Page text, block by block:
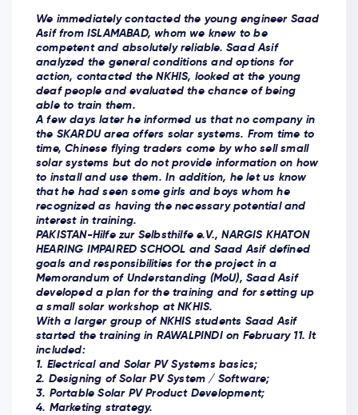
We immediately contacted the young engineer Saad
Asif from ISLAMABAD, whom we knew to be
competent and absolutely reliable. Saad Asif
analyzed the general conditions and options for
action, contacted the NKHIS, looked at the young
deaf people and evaluated the chance of being
able to train them.
A few days later he informed us that no company in
the SKARDU area offers solar systems. From time to
time, Chinese flying traders come by who sell small
solar systems but do not provide information on how
to install and use them. In addition, he let us know
that he had seen some girls and boys whom he
recognized as having the necessary potential and
interest in training.
PAKISTAN-Hilfe zur Selbsthilfe e.V., NARGIS KHATON
HEARING IMPAIRED SCHOOL and Saad Asif defined
goals and responsibilities for the project in a
Memorandum of Understanding (MoU), Saad Asif
developed a plan for the training and for setting up
a small solar workshop at NKHIS.
With a larger group of NKHIS students Saad Asif
started the training in RAWALPINDI on February 11. It
included:
1. Electrical and Solar PV Systems basics;
2. Designing of Solar PV System / Software;
3. Portable Solar PV Product Development;
4. Marketing strategy.